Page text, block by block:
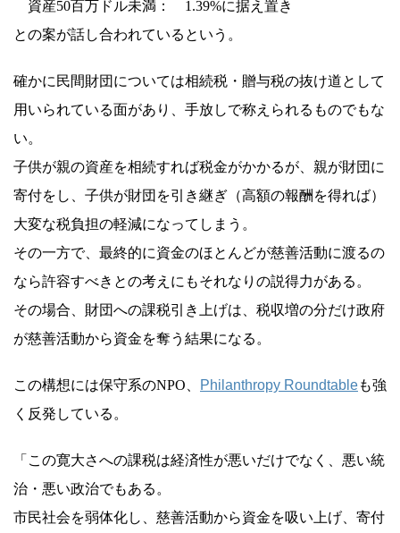
資産50百万ドル未満： 1.39%に据え置き
との案が話し合われているという。
確かに民間財団については相続税・贈与税の抜け道として
用いられている面があり、手放しで称えられるものでもな
い。
子供が親の資産を相続すれば税金がかかるが、親が財団に
寄付をし、子供が財団を引き継ぎ（高額の報酬を得れば）
大変な税負担の軽減になってしまう。
その一方で、最終的に資金のほとんどが慈善活動に渡るの
なら許容すべきとの考えにもそれなりの説得力がある。
その場合、財団への課税引き上げは、税収増の分だけ政府
が慈善活動から資金を奪う結果になる。
この構想には保守系のNPO、 Philanthropy Roundtableも強
く反発している。
「この寛大さへの課税は経済性が悪いだけでなく、悪い統
治・悪い政治でもある。
市民社会を弱体化し、慈善活動から資金を吸い上げ、寄付